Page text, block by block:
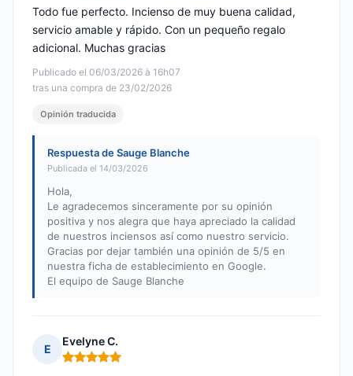
Publicado el 06/03/2026 à 16h07
tras una compra de 23/02/2026
Todo fue perfecto. Incienso de muy buena calidad,
servicio amable y rápido. Con un pequeño regalo
adicional. Muchas gracias
Opinión traducida
Respuesta de Sauge Blanche
Publicada el 14/03/2026
Hola,
Le agradecemos sinceramente por su opinión
positiva y nos alegra que haya apreciado la calidad
de nuestros inciensos así como nuestro servicio.
Gracias por dejar también una opinión de 5/5 en
nuestra ficha de establecimiento en Google.
El equipo de Sauge Blanche
E
Evelyne C.
Nota: 5 de 5